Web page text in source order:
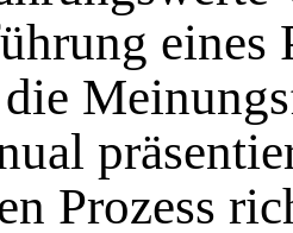
eines
Prozess